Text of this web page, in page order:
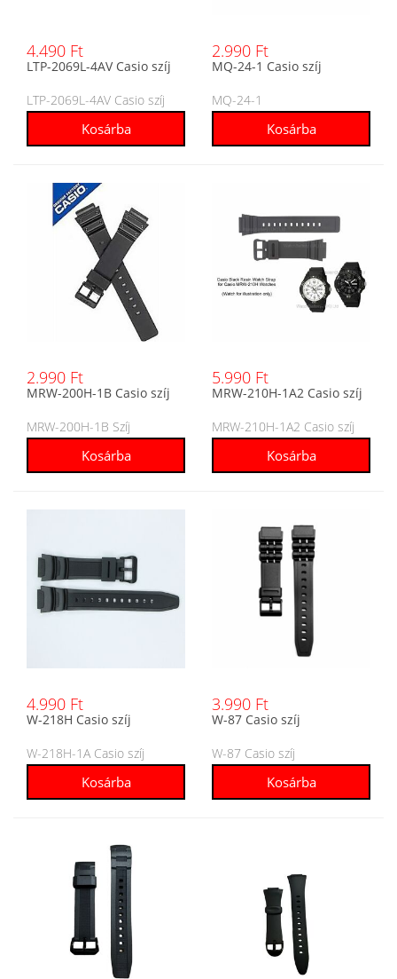
4.490 Ft
LTP-2069L-4AV Casio szíj
LTP-2069L-4AV Casio szíj
2.990 Ft
MQ-24-1 Casio szíj
MQ-24-1
2.990 Ft
MRW-200H-1B Casio szíj
MRW-200H-1B Szíj
5.990 Ft
MRW-210H-1A2 Casio szíj
MRW-210H-1A2 Casio szíj
4.990 Ft
W-218H Casio szíj
W-218H-1A Casio szíj
3.990 Ft
W-87 Casio szíj
W-87 Casio szíj